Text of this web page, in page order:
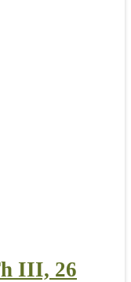
III, 26